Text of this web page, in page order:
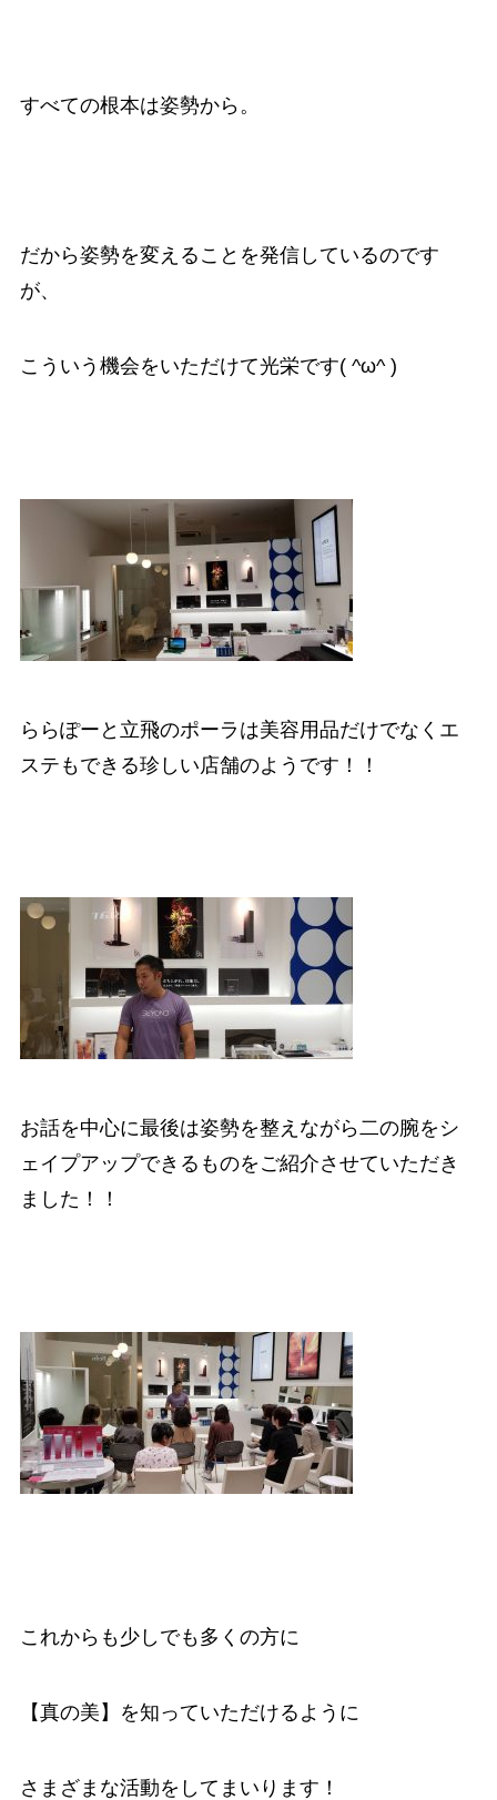
すべての根本は姿勢から。
だから姿勢を変えることを発信しているのです
が、
こういう機会をいただけて光栄です( ^ω^ )
ららぽーと立飛のポーラは美容用品だけでなくエ
ステもできる珍しい店舗のようです！！
お話を中心に最後は姿勢を整えながら二の腕をシ
ェイプアップできるものをご紹介させていただき
ました！！
これからも少しでも多くの方に
【真の美】を知っていただけるように
さまざまな活動をしてまいります！